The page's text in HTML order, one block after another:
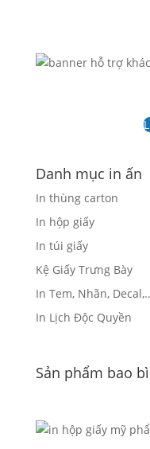
Danh mục in ấn
In thùng carton
In hộp giấy
In túi giấy
Kệ Giấy Trưng Bày
In Tem, Nhãn, Decal,..
In Lịch Độc Quyền
Sản phẩm bao